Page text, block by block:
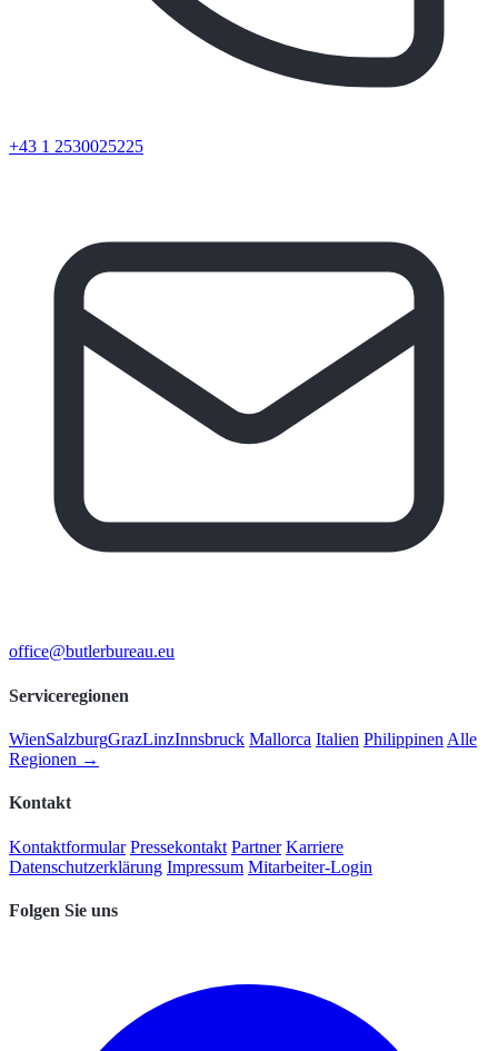
+43 1 2530025225
office@butlerbureau.eu
Serviceregionen
WienSalzburgGrazLinzInnsbruck Mallorca Italien Philippinen Alle
Regionen →
Kontakt
Kontaktformular Pressekontakt Partner Karriere
Datenschutzerklärung Impressum Mitarbeiter-Login
Folgen Sie uns